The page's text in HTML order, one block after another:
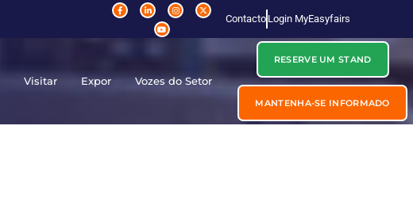
Contacto Login MyEasyfairs
Visitar Expor Vozes do Setor
RESERVE UM STAND
MANTENHA-SE INFORMADO